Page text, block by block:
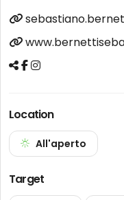
Location
All'aperto
Target